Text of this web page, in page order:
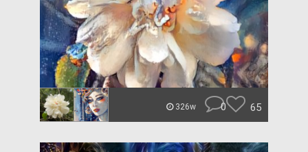
326w 0 65